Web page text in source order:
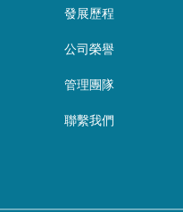
發展歷程
公司榮譽
管理團隊
聯繫我們